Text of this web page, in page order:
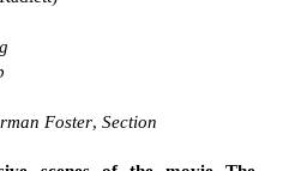
Foster, Section